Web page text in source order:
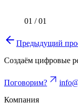
01 / 01
Предыдущий
Создаём цифровые
Поговорим?
Компания